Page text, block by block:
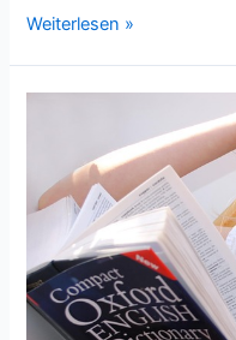
Finanzielle
Banken
die
junge
Zielgruppe
strategisch
binden
Weiterlesen »